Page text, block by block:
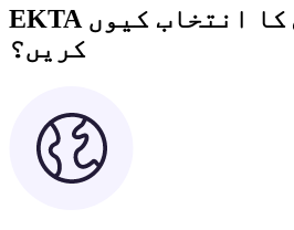
EKTA ٹریول انشورنس کا انتخاب کیوں
کریں؟